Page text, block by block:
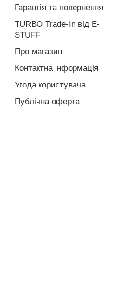
Гарантія та повернення
TURBO Trade-In від E-
STUFF
Про магазин
Контактна інформація
Угода користувача
Публічна оферта